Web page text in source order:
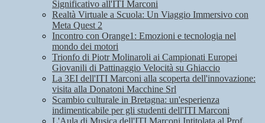
Significativo all'ITI Marconi
Realtà Virtuale a Scuola: Un Viaggio Immersivo con
Meta Quest 2
Incontro con Orange1: Emozioni e tecnologia nel
mondo dei motori
Trionfo di Piotr Molinaroli ai Campionati Europei
Giovanili di Pattinaggio Velocità su Ghiaccio
La 3EI dell'ITI Marconi alla scoperta dell'innovazione:
visita alla Donatoni Macchine Srl
Scambio culturale in Bretagna: un'esperienza
indimenticabile per gli studenti dell'ITI Marconi